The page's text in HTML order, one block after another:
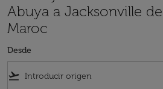
Abuya a Jacksonville
Maroc
Desde
flight_takeoff